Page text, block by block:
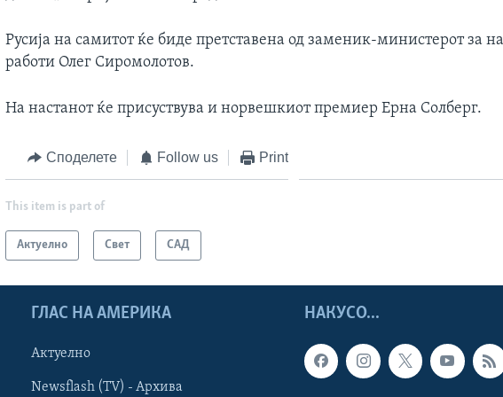
Русија на самитот ќе биде претставена од заменик-министерот за
работи Олег Сиромолотов.
На настанот ќе присуствува и норвешкиот премиер Ерна Солберг.
Споделете Follow us Print
This item is part of
Актуелно Свет САД
НАКУСО...
ГЛАС НА АМЕРИКА
Актуелно
Newsflash (TV) - Архива